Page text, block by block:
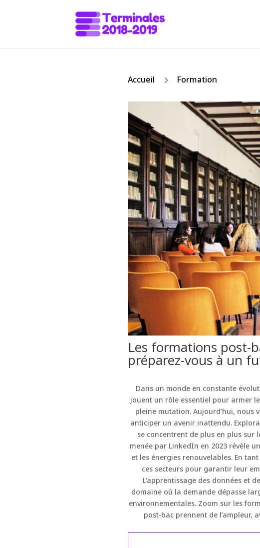
Accueil 5 Formation
Les formations post-
préparez-vous à un
Dans un monde en constante
jouent un rôle essentiel pour armer
pleine mutation. Aujourd’hui,
anticiper un avenir inattendu.
se concentrent de plus en plus sur
menée par LinkedIn en 2023 révèle
et les énergies renouvelables. En
ces secteurs pour garantir leur
L’apprentissage des données et
domaine où la demande dépasse
environnementales. Zoom sur les
post-bac prennent de l’ampleur,